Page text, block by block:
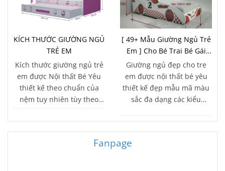
KÍCH THƯỚC GIƯỜNG NGỦ
TRẺ EM
Kích thước giường ngủ trẻ
em được Nội thất Bé Yêu
thiết kế theo chuẩn của
nệm tuy nhiên tùy theo
sử dụng kích thước theo
diện tích căn phòng
[ 49+ Mẫu Giường Ngủ Trẻ
Em ] Cho Bé Trai Bé Gái
đẹp Lung Linh 2018
Giường ngủ đẹp cho tre
em được nội thất bé yêu
thiết kế đẹp mẫu mã màu
sắc đa dạng các kiểu
cho bé trai bé gái bởi tính
thẩm mỹ cao mang phong
Fanpage